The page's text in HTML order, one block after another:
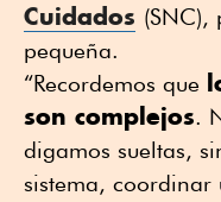
Cuidados (SNC),
pequeña.
“Recordemos que
son complejos.
digamos sueltas,
sistema, coordinar